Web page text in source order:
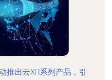
推出云XR系列产品，引